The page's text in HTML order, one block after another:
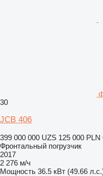
30
JCB 406
399 000 000 UZS 125 000 PLN
Фронтальный погрузчик
2017
2 276 м/ч
Мощность 36.5 кВт (49.66